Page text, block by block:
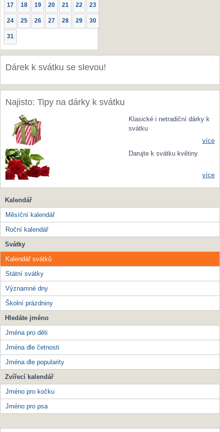
17 18 19 20 21 22 23
24 25 26 27 28 29 30
31
Dárek k svátku se slevou!
Najisto: Tipy na dárky k svátku
Klasické i netradiční dárky k
svátku
více
Darujte k svátku květiny
více
Kalendář
Měsíční kalendář
Roční kalendář
Svátky
Kalendář svátků
Státní svátky
Významné dny
Školní prázdniny
Hledáte jméno
Jména pro děti
Jména dle četnosti
Jména dle popularity
Zvířecí kalendář
Jméno pro kočku
Jméno pro psa